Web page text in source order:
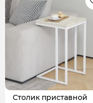
Столик приставной